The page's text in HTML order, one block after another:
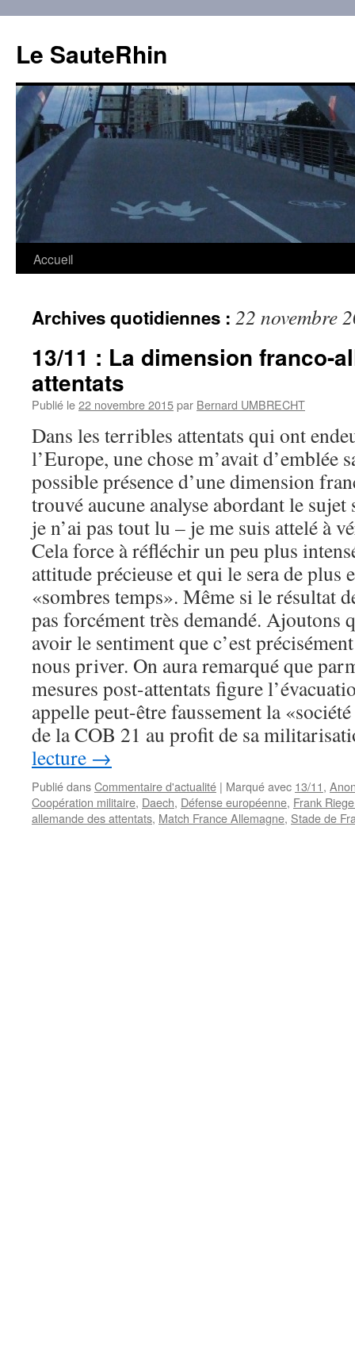
contenu
Le SauteRhin
Accueil
Archives quotidiennes : 22 novembre
13/11 : La dimension franco-
attentats
Publié le22 novembre 2015par Bernard UMBRECHT
Dans les terribles attentats qui ont
l’Europe, une chose m’avait d’emblée
possible présence d’une dimension
trouvé aucune analyse abordant le sujet
je n’ai pas tout lu – je me suis attelé à
Cela force à réfléchir un peu plus
attitude précieuse et qui le sera de plus
«sombres temps». Même si le résultat
pas forcément très demandé. Ajoutons
avoir le sentiment que c’est
nous priver. On aura remarqué que
mesures post-attentats figure
appelle peut-être faussement la
de la COB 21 au profit de sa
lecture →
Publié dansCommentaire d'actualité | Marqué avec 13/11,
Coopération militaire, Daech, Défense européenne, Frank
allemande des attentats, Match France Allemagne, Stade de